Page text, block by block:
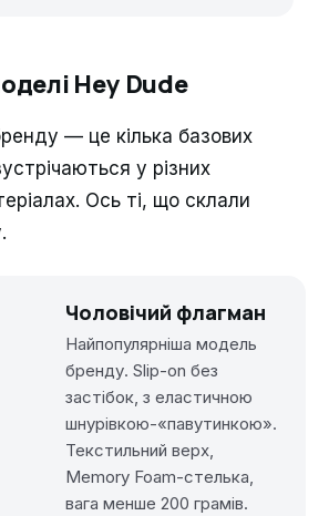
Hey Dude
— це кілька базових
у різних
Ось ті, що склали
Чоловічий флагман
Найпопулярніша модель
бренду. Slip-on без
застібок, з еластичною
шнурівкою-«павутинкою».
Текстильний верх,
Memory Foam-стелька,
вага менше 200 грамів.